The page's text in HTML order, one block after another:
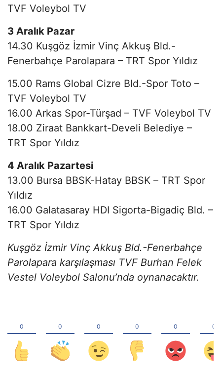
TVF Voleybol TV
3 Aralık Pazar
14.30 Kuşgöz İzmir Vinç Akkuş Bld.-
Fenerbahçe Parolapara – TRT Spor Yıldız
15.00 Rams Global Cizre Bld.-Spor Toto –
TVF Voleybol TV
16.00 Arkas Spor-Türşad – TVF Voleybol TV
18.00 Ziraat Bankkart-Develi Belediye –
TRT Spor Yıldız
4 Aralık Pazartesi
13.00 Bursa BBSK-Hatay BBSK – TRT Spor
Yıldız
16.00 Galatasaray HDI Sigorta-Bigadiç Bld. –
TRT Spor Yıldız
Kuşgöz İzmir Vinç Akkuş Bld.-Fenerbahçe
Parolapara karşılaşması TVF Burhan Felek
Vestel Voleybol Salonu’nda oynanacaktır.